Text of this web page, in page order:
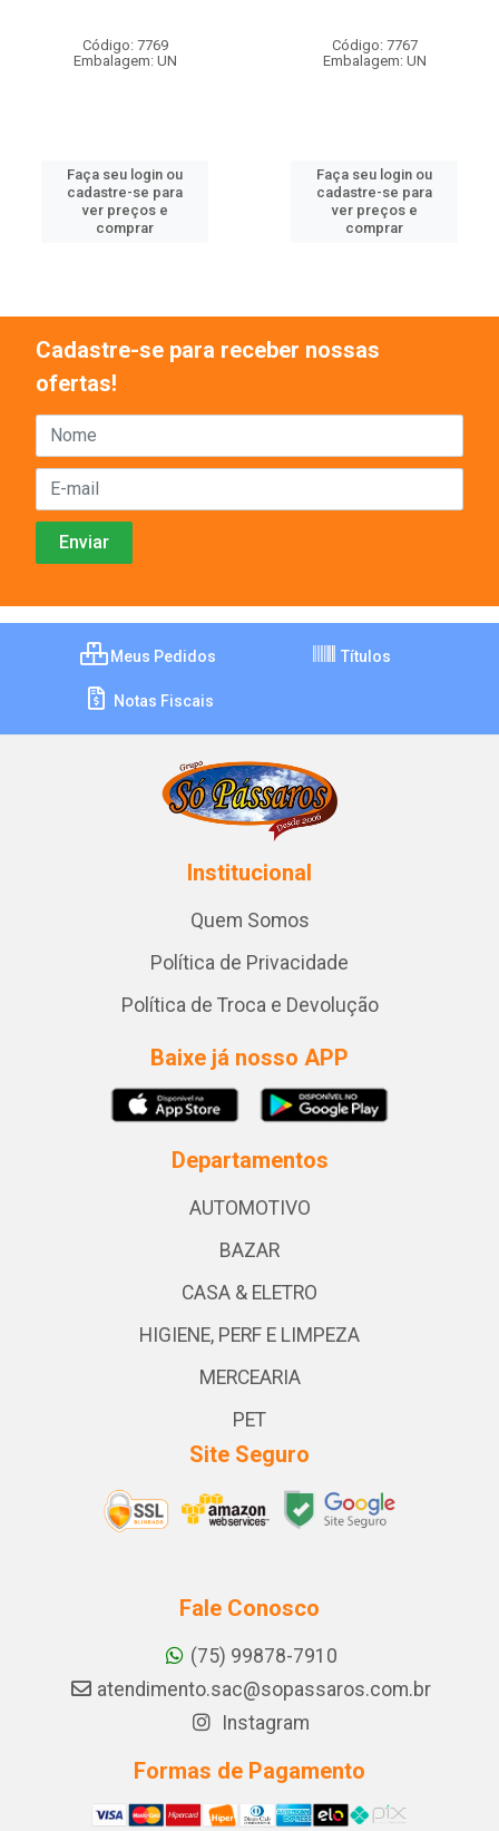
Código: 7769
Embalagem: UN
Faça seu login ou
cadastre-se para
ver preços e
comprar
Código: 7767
Embalagem: UN
Faça seu login ou
cadastre-se para
ver preços e
comprar
Cadastre-se para receber nossas
ofertas!
Meus Pedidos Títulos
Notas Fiscais
Institucional
Quem Somos
Política de Privacidade
Política de Troca e Devolução
Baixe já nosso APP
Departamentos
AUTOMOTIVO
BAZAR
CASA & ELETRO
HIGIENE, PERF E LIMPEZA
MERCEARIA
PET
Site Seguro
Fale Conosco
(75) 99878-7910
atendimento.sac@sopassaros.com.br
Instagram
Formas de Pagamento